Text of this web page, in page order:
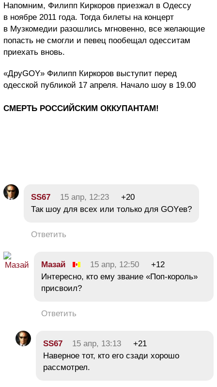
Напомним, Филипп Киркоров приезжал в Одессу
в ноябре 2011 года. Тогда билеты на концерт
в Музкомедии разошлись мгновенно, все желающие
попасть не смогли и певец пообещал одесситам
приехать вновь.
«ДруGOY» Филипп Киркоров выступит перед
одесской публикой 17 апреля. Начало шоу в 19.00
СМЕРТЬ РОССИЙСКИМ ОККУПАНТАМ!
SS67 15 апр, 12:23
+20
Так шоу для всех или только для GOYев?
Ответить
Мазай 15 апр, 12:50
+12
Интересно, кто ему звание «Поп-король»
присвоил?
Ответить
SS67 15 апр, 13:13
+21
Наверное тот, кто его сзади хорошо
рассмотрел.